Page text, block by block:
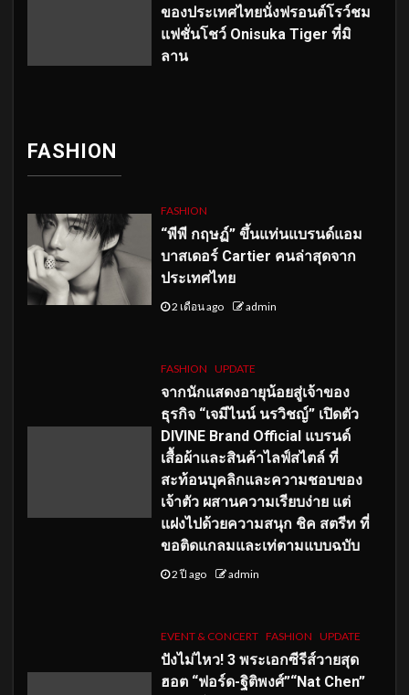
ของประเทศไทยนั่งฟรอนต์โรว์ชม
แฟชั่นโชว์ Onisuka Tiger ที่มิ
ลาน
FASHION
FASHION
“พีพี กฤษฏ์” ขึ้นแท่นแบรนด์แอม
บาสเดอร์ Cartier คนล่าสุดจาก
ประเทศไทย
2 เดือน ago admin
FASHION UPDATE
จากนักแสดงอายุน้อยสู่เจ้าของ
ธุรกิจ “เจมีไนน์ นรวิชญ์” เปิดตัว
DIVINE Brand Official แบรนด์
เสื้อผ้าและสินค้าไลฟ์สไตล์ ที่
สะท้อนบุคลิกและความชอบของ
เจ้าตัว ผสานความเรียบง่าย แต่
แฝงไปด้วยความสนุก ชิค สตรีท ที่
ขอติดแกลมและเท่ตามแบบฉบับ
2 ปี ago admin
EVENT & CONCERT FASHION UPDATE
ปังไม่ไหว! 3 พระเอกซีรีส์วายสุด
ฮอต “ฟอร์ด-ฐิติพงศ์”“Nat Chen”